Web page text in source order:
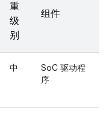
重
级
别
组件
中
SoC 驱动程
序